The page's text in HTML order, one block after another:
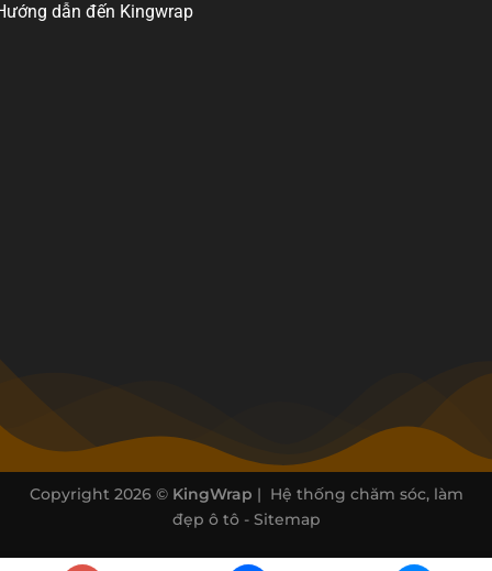
dẫn đến Kingwrap
Copyright 2026 © KingWrap | Hệ thống chăm sóc, làm
đẹp ô tô - Sitemap